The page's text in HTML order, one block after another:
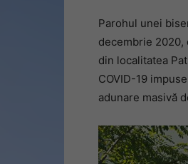
Parohul unei
decembrie
din localitatea
COVID-19
adunare masivă